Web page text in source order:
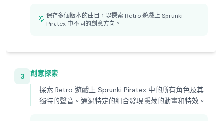
💡保存多個版本的曲目，以探索 Retro 遊戲上 Sprunki
Piratex 中不同的創意方向。
3
創意探索
探索 Retro 遊戲上 Sprunki Piratex 中的所有角色及其
獨特的聲音。通過特定的組合發現隱藏的動畫和特效。